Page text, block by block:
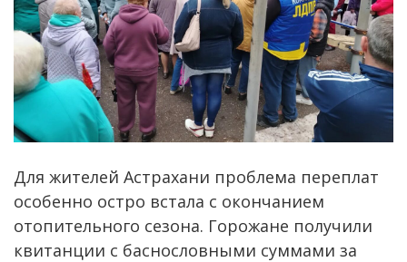
Для жителей Астрахани проблема переплат
особенно остро встала с окончанием
отопительного сезона. Горожане получили
квитанции с баснословными суммами за